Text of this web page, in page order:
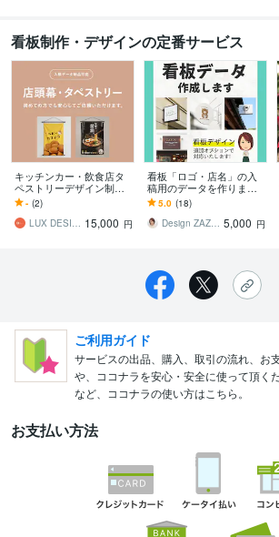
看板制作・デザインの定番サービス
キッチンカー・飲食店タ
ペストリーデザイン制作
します 看板業者へそのま
ま入稿できます。
- (2)
LUX DESIGN LAB 15,000 円
看板「ロゴ・店名」の入
稿用のデータを作ります
→ロゴ・店名「入稿用デ
ータ作成」※デザイン別途
オプションです
5.0 (18)
Design ZAZOU 5,000 円
ご利用ガイド
サービスの出品、購入、取引の流れ、お
や、ココナラを安心・安全に使って頂く
など、ココナラの使い方はこちら。
お支払い方法